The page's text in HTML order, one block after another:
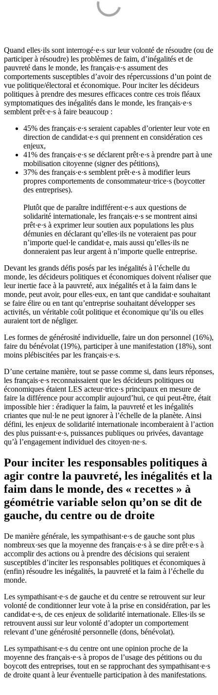
Quand elles·ils sont interrogé·e·s sur leur volonté de résoudre (ou de
participer à résoudre) les problèmes de faim, d’inégalités et de
pauvreté dans le monde, les français·e·s assument des
comportements susceptibles d’avoir des répercussions d’un point de
vue politique/électoral et économique. Pour inciter les décideurs
politiques à prendre des mesures efficaces contre ces trois fléaux
symptomatiques des inégalités dans le monde, les français·e·s
semblent prêt·e·s à faire beaucoup :
45% des français·e·s seraient capables d’orienter leur vote en
direction de candidat·e·s qui prennent en considération ces
enjeux,
41% des français·e·s se déclarent prêt·e·s à prendre part à une
mobilisation citoyenne (signer des pétitions),
37% des français·e·s semblent prêt·e·s à modifier leurs
propres comportements de consommateur·trice·s (boycotter
des entreprises).
Plutôt que de paraître indifférent·e·s aux questions de
solidarité internationale, les français·e·s se montrent ainsi
prêt·e·s à exprimer leur soutien aux populations les plus
démunies en déclarant qu’elles·ils ne voteraient pas pour
n’importe quel·le candidat·e, mais aussi qu’elles·ils ne
donneraient pas leur argent à n’importe quelle entreprise.
Devant les grands défis posés par les inégalités à l’échelle du
monde, les décideurs politiques et économiques doivent réaliser que
leur inertie face à la pauvreté, aux inégalités et à la faim dans le
monde, peut avoir, pour elles·eux, en tant que candidat·e souhaitant
se faire élire ou en tant qu’entreprise souhaitant développer ses
activités, un véritable coût politique et économique qu’ils ou elles
auraient tort de négliger.
Les formes de générosité individuelle, faire un don personnel (16%),
faire du bénévolat (19%), participer à une manifestation (18%), sont
moins plébiscitées par les français·e·s.
D’une certaine manière, tout se passe comme si, dans leurs réponses,
les français·e·s reconnaissaient que les décideurs politiques ou
économiques étaient LES acteur·trice·s principaux en mesure de
faire la différence pour accomplir aujourd’hui, ce qui peut-être, était
impossible hier : éradiquer la faim, la pauvreté et les inégalités
criantes que nul·le ne peut ignorer à l’échelle de la planète. Ainsi
défini, les enjeux de solidarité internationale incomberaient à l’action
des plus puissant·e·s, puissances publiques ou privées, davantage
qu’à l’engagement individuel des citoyen·ne·s.
Pour inciter les responsables politiques à
agir contre la pauvreté, les inégalités et la
faim dans le monde, des « recettes » à
géométrie variable selon qu’on se dit de
gauche, du centre ou de droite
De manière générale, les sympathisant·e·s de gauche sont plus
nombreux·ses que la moyenne des français·e·s à se dire prêt·e·s à
accomplir des actions ou à prendre des décisions qui seraient
susceptibles d’inciter les responsables politiques et économiques à
(enfin) résoudre les inégalités, la pauvreté et la faim à l’échelle du
monde.
Les sympathisant·e·s de gauche et du centre se retrouvent sur leur
volonté de conditionner leur vote à la prise en considération, par les
candidat·e·s, de ces enjeux de solidarité internationale. Elles·ils se
retrouvent aussi sur leur volonté d’adopter un comportement
relevant d’une générosité personnelle (dons, bénévolat).
Les sympathisant·e·s du centre ont une opinion proche de la
moyenne des français·e·s à propos de l’usage des pétitions ou du
boycott des entreprises, tout en se rapprochant des sympathisant·e·s
de droite quant à leur éventuelle participation à des manifestations.